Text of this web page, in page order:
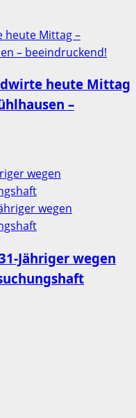
heute Mittag –
– beeindruckend!
heute Mittag
–
wegen
Jähriger wegen